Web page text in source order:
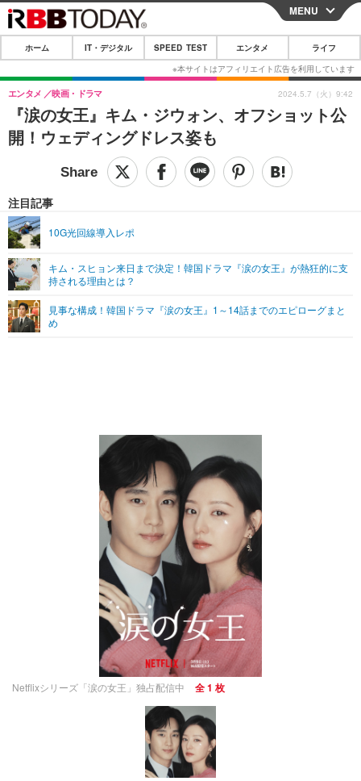
CLOSE
ホーム
IT・デジタル
IT・デジタルTOP スマートフォン
ショッピング その他
SPEED TEST
エンタメTOP 映画・ドラマ
グラビア
ショッピング その他
ライフTOP
その他
リリース一覧
プッシュ通知の停止方法
MENU
ホーム IT・デジタル SPEED TEST エンタメ ライフ
『涙の女王』キム・ジウォン、オフショット公
開！ウェディングドレス姿も
エンタメ 映画・ドラマ
注目記事
10G光回線導入レポ
キム・スヒョン来日まで決定！韓国ドラマ『涙の女王』が熱狂的に支
持される理由とは？
見事な構成！韓国ドラマ『涙の女王』1～14話までのエピローグまと
め
2024.5.7（火）9:42
Netflixシリーズ「涙の女王」独占配信中 全 1 枚